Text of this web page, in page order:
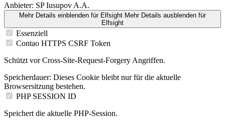
Anbieter: SP Iusupov A.A.
Mehr Details einblenden für Elfsight Mehr Details ausblenden für
Elfsight
Essenziell
Contao HTTPS CSRF Token
Schützt vor Cross-Site-Request-Forgery Angriffen.
Speicherdauer: Dieses Cookie bleibt nur für die aktuelle
Browsersitzung bestehen.
PHP SESSION ID
Speichert die aktuelle PHP-Session.